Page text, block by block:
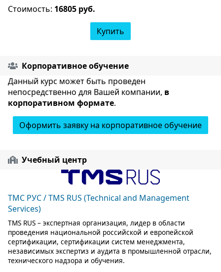
Стоимость: 16805 руб.
Купить
Корпоративное обучение
Данный курс может быть проведен
непосредственно для Вашей компании, в
корпоративном формате.
Оформить заявку на корпоративное обучение
Учебный центр
ТМС РУС / TMS RUS (Technical and Management
Services)
TMS RUS – экспертная организация, лидер в области
проведения национальной российской и европейской
сертификации, сертификации систем менеджмента,
независимых экспертиз и аудита в промышленной отрасли,
технического надзора и обучения.